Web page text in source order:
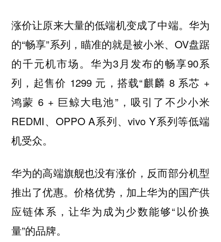
涨价让原来大量的低端机变成了中端。华为
的“畅享”系列，瞄准的就是被小米、OV盘踞
的千元机市场。华为3月发布的畅享90系
列，起售价 1299 元，搭载“麒麟 8 系芯 +
鸿蒙 6 + 巨鲸大电池”，吸引了不少小米
REDMI、OPPO A系列、vivo Y系列等低端
机受众。
华为的高端旗舰也没有涨价，反而部分机型
推出了优惠。价格优势，加上华为的国产供
应链体系，让华为成为少数能够“以价换
量”的品牌。